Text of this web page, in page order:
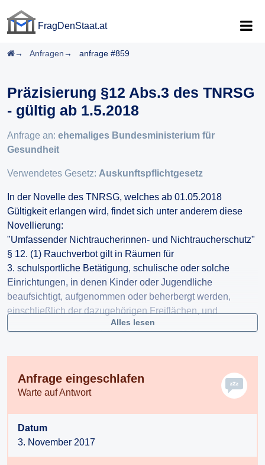
FragDenStaat.at
Startseite
Anfragen anfrage #859
Präzisierung §12 Abs.3 des TNRSG
- gültig ab 1.5.2018
Anfrage an: ehemaliges Bundesministerium für
Gesundheit
Verwendetes Gesetz: Auskunftspflichtgesetz
In der Novelle des TNRSG, welches ab 01.05.2018
Gültigkeit erlangen wird, findet sich unter anderem diese
Novellierung:
"Umfassender Nichtraucherinnen- und Nichtraucherschutz"
§ 12. (1) Rauchverbot gilt in Räumen für
3. schulsportliche Betätigung, schulische oder solche
Einrichtungen, in denen Kinder oder Jugendliche
beaufsichtigt, aufgenommen oder beherbergt werden,
einschließlich der dazugehörigen Freiflächen, und
Was fällt hier unter "solche Einrichtungen"? Bitte um eine
Alles lesen
Anfrage eingeschlafen
Warte auf Antwort
Datum
3. November 2017